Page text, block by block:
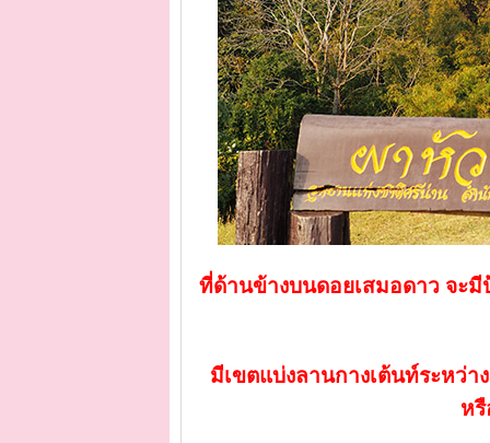
ที่ด้านข้างบนดอยเสมอดาว จะ
มีเขตแบ่งลานกางเต้นท์ระหว่
ห